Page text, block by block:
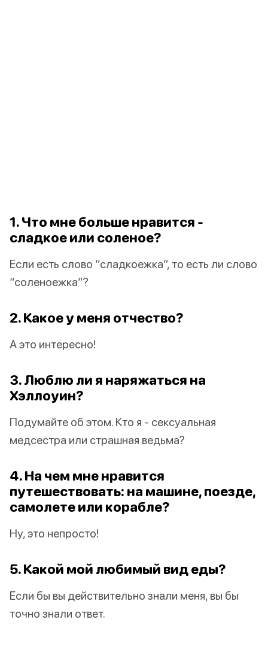
1. Что мне больше нравится -
сладкое или соленое?
Если есть слово “сладкоежка”, то есть ли слово
“соленоежка”?
2. Какое у меня отчество?
А это интересно!
3. Люблю ли я наряжаться на
Хэллоуин?
Подумайте об этом. Кто я - сексуальная
медсестра или страшная ведьма?
4. На чем мне нравится
путешествовать: на машине, поезде,
самолете или корабле?
Ну, это непросто!
5. Какой мой любимый вид еды?
Если бы вы действительно знали меня, вы бы
точно знали ответ.